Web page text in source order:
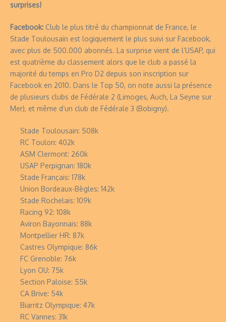
surprises!
Facebook: Club le plus titré du championnat de France, le
Stade Toulousain est logiquement le plus suivi sur Facebook,
avec plus de 500.000 abonnés. La surprise vient de l’USAP, qui
est quatrième du classement alors que le club a passé la
majorité du temps en Pro D2 depuis son inscription sur
Facebook en 2010. Dans le Top 50, on note aussi la présence
de plusieurs clubs de Fédérale 2 (Limoges, Auch, La Seyne sur
Mer), et même d’un club de Fédérale 3 (Bobigny).
Stade Toulousain: 508k
RC Toulon: 402k
ASM Clermont: 260k
USAP Perpignan: 180k
Stade Français: 178k
Union Bordeaux-Bègles: 142k
Stade Rochelais: 109k
Racing 92: 108k
Aviron Bayonnais: 88k
Montpellier HR: 87k
Castres Olympique: 86k
FC Grenoble: 76k
Lyon OU: 75k
Section Paloise: 55k
CA Brive: 54k
Biarritz Olympique: 47k
RC Vannes: 31k